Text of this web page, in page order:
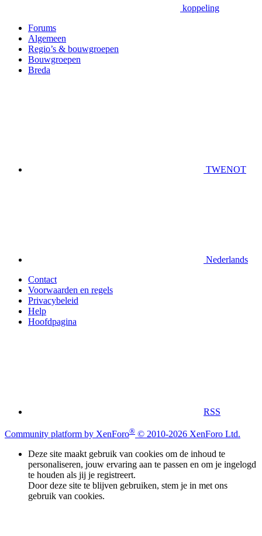
koppeling
Forums
Algemeen
Regio’s & bouwgroepen
Bouwgroepen
Breda
TWENOT
Nederlands
Contact
Voorwaarden en regels
Privacybeleid
Help
Hoofdpagina
RSS
Community platform by XenForo® © 2010-2026 XenForo Ltd.
Deze site maakt gebruik van cookies om de inhoud te
personaliseren, jouw ervaring aan te passen en om je ingelogd
te houden als jij je registreert.
Door deze site te blijven gebruiken, stem je in met ons
gebruik van cookies.